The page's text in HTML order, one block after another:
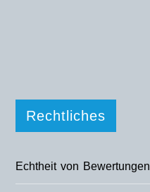
Rechtliches
Echtheit von Bewertungen